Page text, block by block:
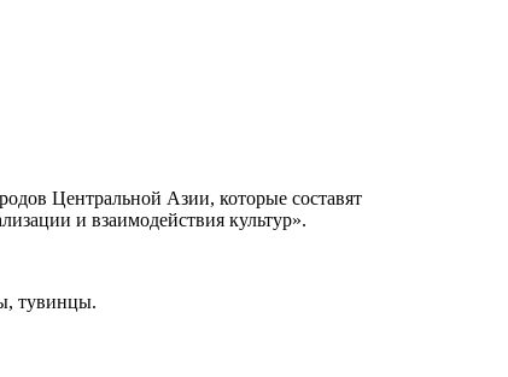
Центральной Азии, которые составят
и взаимодействия культур».
тувинцы.